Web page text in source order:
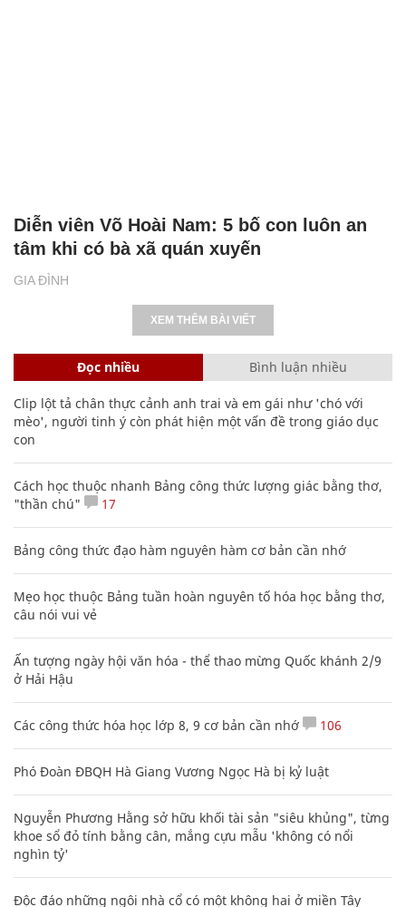
GIA ĐÌNH
Diễn viên Võ Hoài Nam: 5 bố con luôn an
tâm khi có bà xã quán xuyến
XEM THÊM BÀI VIẾT
Đọc nhiều Bình luận nhiều
Clip lột tả chân thực cảnh anh trai và em gái như 'chó với
mèo', người tinh ý còn phát hiện một vấn đề trong giáo dục
con
Cách học thuộc nhanh Bảng công thức lượng giác bằng thơ,
"thần chú"
17
Bảng công thức đạo hàm nguyên hàm cơ bản cần nhớ
Mẹo học thuộc Bảng tuần hoàn nguyên tố hóa học bằng thơ,
câu nói vui vẻ
Ấn tượng ngày hội văn hóa - thể thao mừng Quốc khánh 2/9
ở Hải Hậu
Các công thức hóa học lớp 8, 9 cơ bản cần nhớ 106
Phó Đoàn ĐBQH Hà Giang Vương Ngọc Hà bị kỷ luật
Nguyễn Phương Hằng sở hữu khối tài sản "siêu khủng", từng
khoe sổ đỏ tính bằng cân, mắng cựu mẫu 'không có nổi
nghìn tỷ'
Độc đáo những ngôi nhà cổ có một không hai ở miền Tây